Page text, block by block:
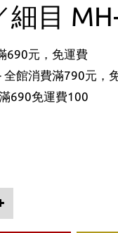
細目
690元，免運費
全館消費滿790元，
690免運費100